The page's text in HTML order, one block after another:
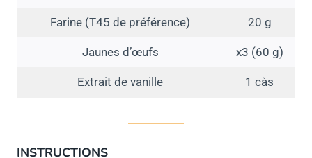
Farine (T45 de préférence) 20 g
Jaunes d’œufs x3 (60 g)
Extrait de vanille 1 càs
INSTRUCTIONS